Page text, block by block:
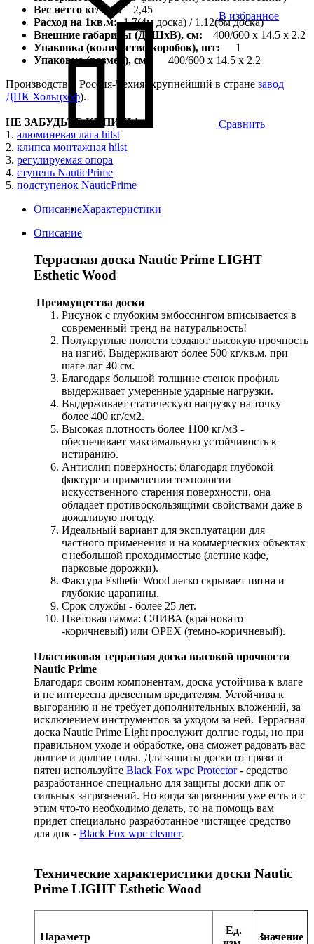
В избранное
Сравнить
Вес нетто кг/м.п.:
2,45
Расход на 1кв.м: 1.7(4м доска) / 1.12(6м доска)
Внешние габариты (ДхШхВ), см:
400/600 х 14.5 x 2.2
Упаковка (количество коробок), шт:
1
Упаковка (размер), см:
400/600 х 14.5 x 2.2
Производство: Россия-Чехия (крупнейший в стране завод
ДПК Хольцхоф).
НЕ ЗАБУДЬТЕ КУПИТЬ!
1. алюминевая лага hilst
2. клипса монтажная hilst
3. регулируемая опора
4. ступень NauticPrime
5. подступенок NauticPrime
ОписаниеХарактеристики
Описание
Террасная доска Nautic Prime LIGHT
Esthetic Wood
Преимущества доски
Рисунок с глубоким эмбоссингом вписывается в
современный тренд на натуральность!
Полукруглые полости создают высокую прочность
на изгиб. Выдерживают более 500 кг/кв.м. при
шаге лаг 40 см.
Благодаря большой толщине стенок профиль
выдерживает умеренные ударные нагрузки.
Выдерживает статическую нагрузку на точку
более 400 кг/см2.
Высокая плотность более 1100 кг/м3 -
обеспечивает максимальную устойчивость к
истиранию.
Антислип поверхность: благодаря глубокой
фактуре и применении технологии
искусственного старения поверхности, она
обладает противоскользящими свойствами даже в
дождливую погоду.
Идеальный вариант для эксплуатации для
частного применения и на коммерческих объектах
с небольшой проходимостью (летние кафе,
парковые дорожки).
Фактура Esthetic Wood легко скрывает пятна и
глубокие царапины.
Срок службы - более 25 лет.
Цветовая гамма: СЛИВА (красновато
-коричневый) или ОРЕХ (темно-коричневый).
Пластиковая террасная доска высокой прочности
Nautic Prime
Благодаря своим компонентам, доска устойчива к влаге
и не интересна древесным вредителям. Устойчива к
выгоранию и не требует дополнительных вложений, за
исключением инструментов за уходом за ней. Террасная
доска Nautic Prime Light прослужит долгие годы, но при
правильном уходе и обработке, она сможет радовать вас
долгие и долгие годы. Для защиты доски от грязи и
пятен используйте Black Fox wpc Protector- средство
разработанное специально для защиты доски дпк от
сильных загрязнений. Но когда загрязнения уже есть и с
этим что-то необходимо делать, то на помощь вам
придет специально разработанное чистящее средство
для дпк - Black Fox wpc cleaner.
Технические характеристики доски Nautic
Prime LIGHT Esthetic Wood
Параметр
Ед.
Значение